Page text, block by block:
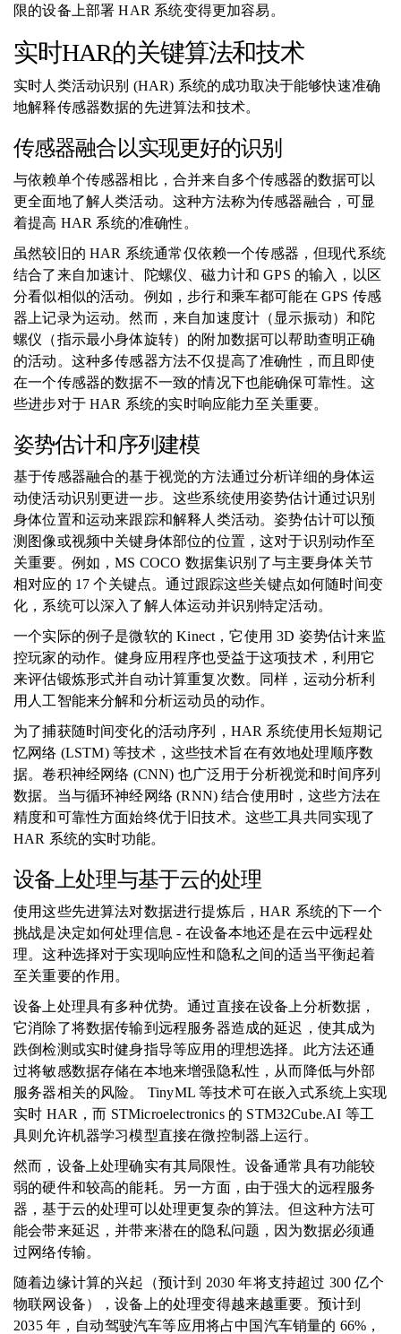
限的设备上部署 HAR 系统变得更加容易。
实时HAR的关键算法和技术
实时人类活动识别 (HAR) 系统的成功取决于能够快速准确
地解释传感器数据的先进算法和技术。
传感器融合以实现更好的识别
与依赖单个传感器相比，合并来自多个传感器的数据可以
更全面地了解人类活动。这种方法称为传感器融合，可显
着提高 HAR 系统的准确性。
虽然较旧的 HAR 系统通常仅依赖一个传感器，但现代系统
结合了来自加速计、陀螺仪、磁力计和 GPS 的输入，以区
分看似相似的活动。例如，步行和乘车都可能在 GPS 传感
器上记录为运动。然而，来自加速度计（显示振动）和陀
螺仪（指示最小身体旋转）的附加数据可以帮助查明正确
的活动。这种多传感器方法不仅提高了准确性，而且即使
在一个传感器的数据不一致的情况下也能确保可靠性。这
些进步对于 HAR 系统的实时响应能力至关重要。
姿势估计和序列建模
基于传感器融合的基于视觉的方法通过分析详细的身体运
动使活动识别更进一步。这些系统使用姿势估计通过识别
身体位置和运动来跟踪和解释人类活动。姿势估计可以预
测图像或视频中关键身体部位的位置，这对于识别动作至
关重要。例如，MS COCO 数据集识别了与主要身体关节
相对应的 17 个关键点。通过跟踪这些关键点如何随时间变
化，系统可以深入了解人体运动并识别特定活动。
一个实际的例子是微软的 Kinect，它使用 3D 姿势估计来监
控玩家的动作。健身应用程序也受益于这项技术，利用它
来评估锻炼形式并自动计算重复次数。同样，运动分析利
用人工智能来分解和分析运动员的动作。
为了捕获随时间变化的活动序列，HAR 系统使用长短期记
忆网络 (LSTM) 等技术，这些技术旨在有效地处理顺序数
据。卷积神经网络 (CNN) 也广泛用于分析视觉和时间序列
数据。当与循环神经网络 (RNN) 结合使用时，这些方法在
精度和可靠性方面始终优于旧技术。这些工具共同实现了
HAR 系统的实时功能。
设备上处理与基于云的处理
使用这些先进算法对数据进行提炼后，HAR 系统的下一个
挑战是决定如何处理信息 - 在设备本地还是在云中远程处
理。这种选择对于实现响应性和隐私之间的适当平衡起着
至关重要的作用。
设备上处理具有多种优势。通过直接在设备上分析数据，
它消除了将数据传输到远程服务器造成的延迟，使其成为
跌倒检测或实时健身指导等应用的理想选择。此方法还通
过将敏感数据存储在本地来增强隐私性，从而降低与外部
服务器相关的风险。 TinyML 等技术可在嵌入式系统上实现
实时 HAR，而 STMicroelectronics 的 STM32Cube.AI 等工
具则允许机器学习模型直接在微控制器上运行。
然而，设备上处理确实有其局限性。设备通常具有功能较
弱的硬件和较高的能耗。另一方面，由于强大的远程服务
器，基于云的处理可以处理更复杂的算法。但这种方法可
能会带来延迟，并带来潜在的隐私问题，因为数据必须通
过网络传输。
随着边缘计算的兴起（预计到 2030 年将支持超过 300 亿个
物联网设备），设备上的处理变得越来越重要。预计到
2035 年，自动驾驶汽车等应用将占中国汽车销量的 66%，